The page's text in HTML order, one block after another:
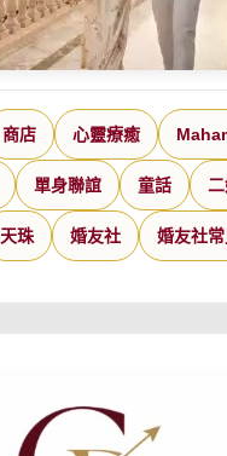
商店 心靈療癒
單身聯誼 童話
天珠 婚友社 婚友社